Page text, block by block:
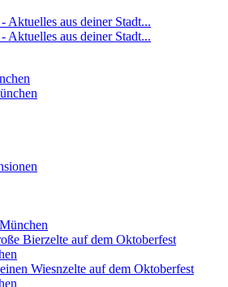
Bierzelte auf dem Oktoberfest
Wiesnzelte auf dem Oktoberfest